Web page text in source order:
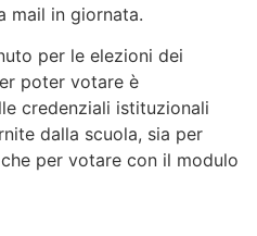
mail in giornata.
per le elezioni dei
poter votare è
credenziali istituzionali
dalla scuola, sia per
per votare con il modulo